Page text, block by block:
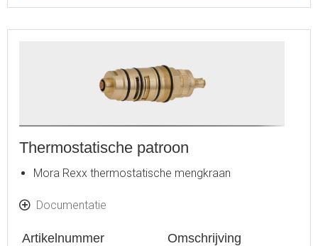
Thermostatische patroon
Mora Rexx thermostatische mengkraan
Documentatie
Artikelnummer Omschrijving